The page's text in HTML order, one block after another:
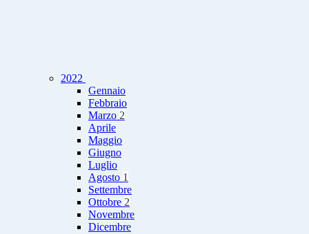
2022
Gennaio
Febbraio
Marzo 2
Aprile
Maggio
Giugno
Luglio
Agosto 1
Settembre
Ottobre 2
Novembre
Dicembre